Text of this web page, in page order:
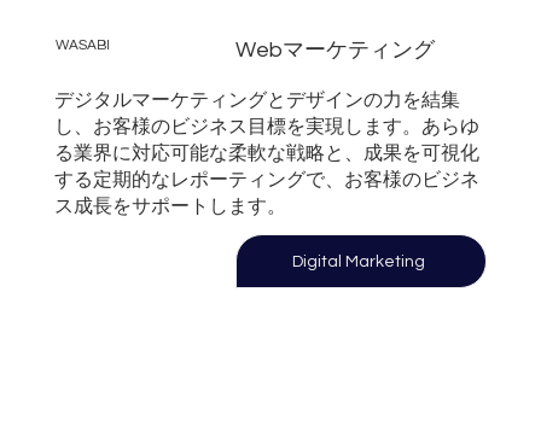
Digital Marketing
デジタルマーケティングとデザインの力を結集
し、お客様のビジネス目標を実現します。あらゆ
る業界に対応可能な柔軟な戦略と、成果を可視化
する定期的なレポーティングで、お客様のビジネ
ス成長をサポートします。
WASABI Webマーケティング